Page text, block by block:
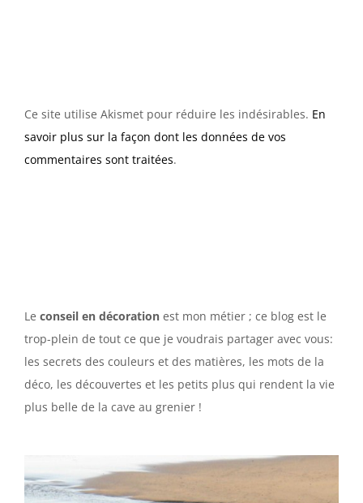
Ce site utilise Akismet pour réduire les indésirables. En
savoir plus sur la façon dont les données de vos
commentaires sont traitées.
Le conseil en décoration est mon métier ; ce blog est le
trop-plein de tout ce que je voudrais partager avec vous:
les secrets des couleurs et des matières, les mots de la
déco, les découvertes et les petits plus qui rendent la vie
plus belle de la cave au grenier !